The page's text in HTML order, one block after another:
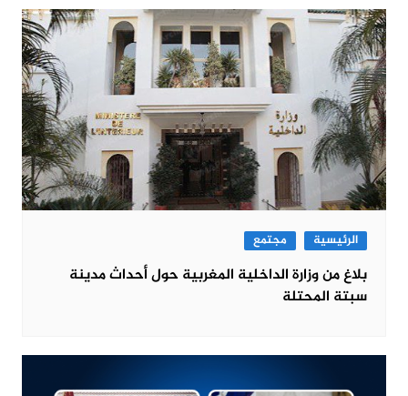
الرئيسية مجتمع
بلاغ من وزارة الداخلية المغربية حول أحداث مدينة
سبتة المحتلة